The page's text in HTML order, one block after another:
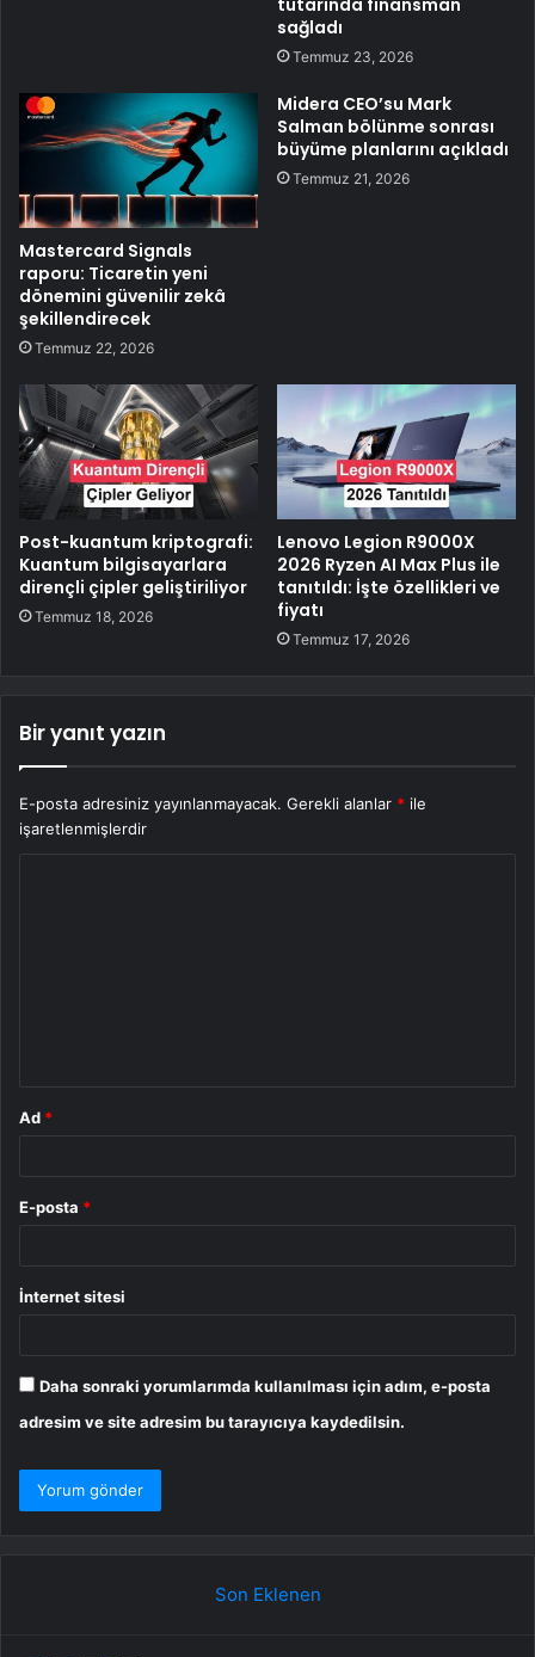
tutarında finansman
sağladı
Temmuz 23, 2026
Mastercard Signals
raporu: Ticaretin yeni
dönemini güvenilir zekâ
şekillendirecek
Temmuz 22, 2026
Midera CEO’su Mark
Salman bölünme sonrası
büyüme planlarını açıkladı
Temmuz 21, 2026
Post-kuantum kriptografi:
Kuantum bilgisayarlara
dirençli çipler geliştiriliyor
Temmuz 18, 2026
Lenovo Legion R9000X
2026 Ryzen AI Max Plus ile
tanıtıldı: İşte özellikleri ve
fiyatı
Temmuz 17, 2026
Bir yanıt yazın
E-posta adresiniz yayınlanmayacak. Gerekli alanlar * ile
işaretlenmişlerdir
Ad *
E-posta *
İnternet sitesi
Daha sonraki yorumlarımda kullanılması için adım, e-posta
adresim ve site adresim bu tarayıcıya kaydedilsin.
Son Eklenen